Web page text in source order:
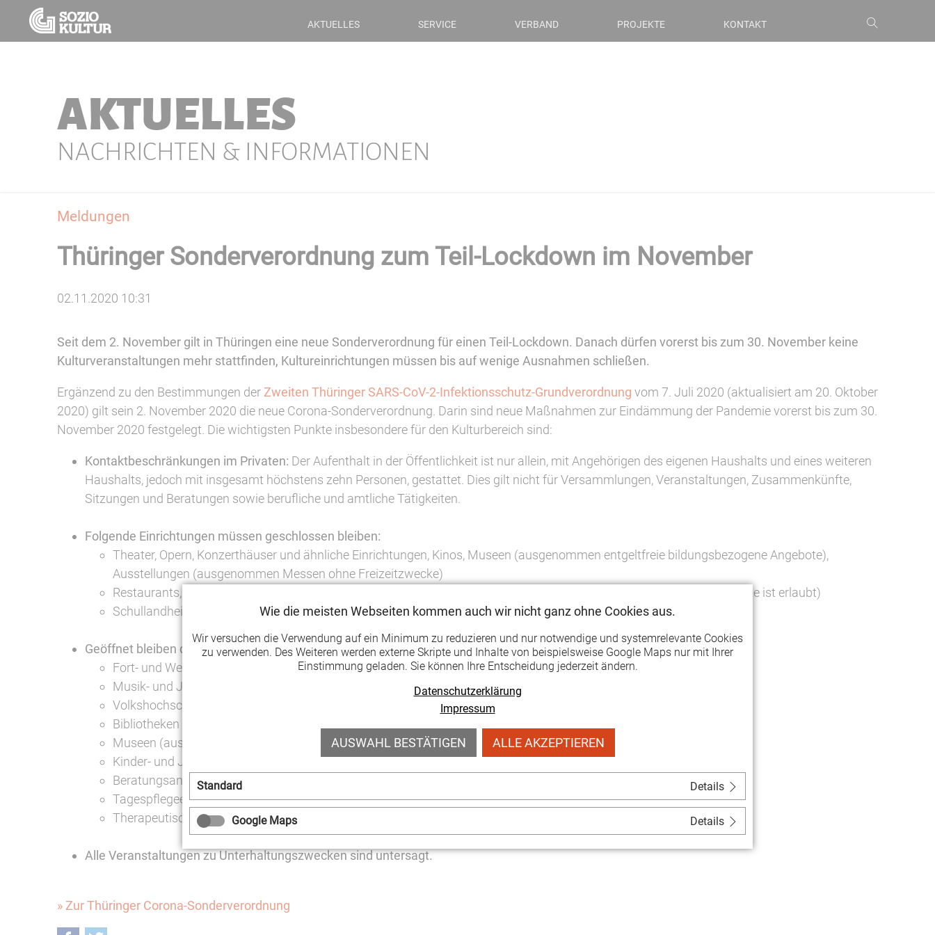
AKTUELLES SERVICE VERBAND PROJEKTE KONTAKT
AKTUELLES
NACHRICHTEN & INFORMATIONEN
Meldungen
Thüringer Sonderverordnung zum Teil-Lockdown im November
02.11.2020 10:31
Seit dem 2. November gilt in Thüringen eine neue Sonderverordnung für einen Teil-Lockdown. Danach dürfen vorerst bis zum 30. November keine
Kulturveranstaltungen mehr stattfinden, Kultureinrichtungen müssen bis auf wenige Ausnahmen schließen.
Ergänzend zu den Bestimmungen derZweiten Thüringer SARS-CoV-2-Infektionsschutz-Grundverordnung vom 7. Juli 2020 (aktualisiert am 20. Oktober
2020) gilt sein 2. November 2020 die neue Corona-Sonderverordnung. Darin sind neue Maßnahmen zur Eindämmung der Pandemie vorerst bis zum 30.
November 2020 festgelegt. Die wichtigsten Punkte insbesondere für den Kulturbereich sind:
Kontaktbeschränkungen im Privaten: Der Aufenthalt in der Öffentlichkeit ist nur allein, mit Angehörigen des eigenen Haushalts und eines weiteren
Haushalts, jedoch mit insgesamt höchstens zehn Personen, gestattet. Dies gilt nicht für Versammlungen, Veranstaltungen, Zusammenkünfte,
Sitzungen und Beratungen sowie berufliche und amtliche Tätigkeiten.
Folgende Einrichtungen müssen geschlossen bleiben:
Theater, Opern, Konzerthäuser und ähnliche Einrichtungen, Kinos, Museen (ausgenommen entgeltfreie bildungsbezogene Angebote),
Ausstellungen (ausgenommen Messen ohne Freizeitzwecke)
Restaurants, Bars, Clubs, Diskotheken, Kneipen (die Lieferung und die Abholung mitnahmefähiger Speisen und Getränke ist erlaubt)
Schullandheime und Heimvolkshochschulen
Geöffnet bleiben dürfen u.a. folgende Bildungs- und Sozialeinrichtungen:
Fort- und Weiterbildungsangebote
Musik- und Jugendkunstschule
Volkshochschulen
Bibliotheken
Museen (ausschließlich entgeltfreie bildungsbezogene Angebote)
Kinder- und Jugendtreffs
Beratungsangebote
Tagespflegeeinrichtungen
Therapeutische Einrichtungen/Angebote (z. B. Logopädie, Physiotherapie)
Alle Veranstaltungen zu Unterhaltungszwecken sind untersagt.
» Zur Thüringer Corona-Sonderverordnung
Wie die meisten Webseiten kommen auch wir nicht ganz ohne Cookies aus.
Wir versuchen die Verwendung auf ein Minimum zu reduzieren und nur notwendige und systemrelevante Cookies
zu verwenden. Des Weiteren werden externe Skripte und Inhalte von beispielsweise Google Maps nur mit Ihrer
Einstimmung geladen. Sie können Ihre Entscheidung jederzeit ändern.
Datenschutzerklärung
Impressum
AUSWAHL BESTÄTIGEN ALLE AKZEPTIEREN
Standard Details
Google Maps Details